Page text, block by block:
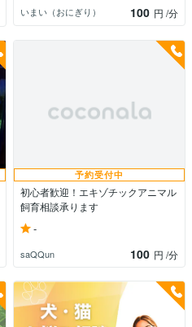
いまい（おにぎり） 100 円 /分
予約受付中
初心者歓迎！エキゾチックアニマル
飼育相談承ります
-
saQQun 100 円 /分